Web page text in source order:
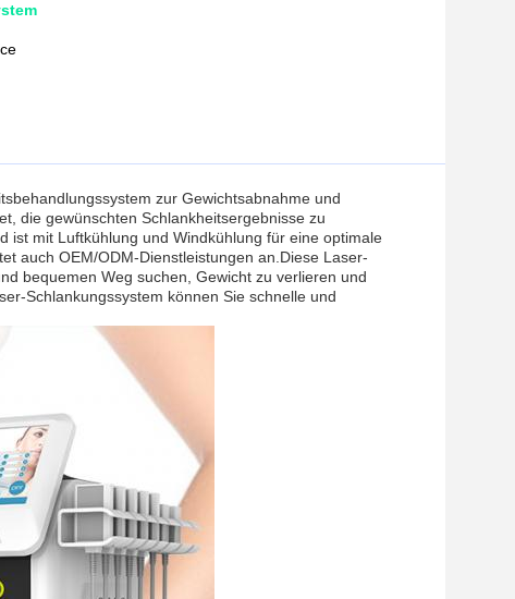
zur Gewichtsabnahme und
die gewünschten Schlankheitsergebnisse zu
ist mit Luftkühlung und Windkühlung für eine optimale
auch OEM/ODM-Dienstleistungen an.Diese Laser-
bequemen Weg suchen, Gewicht zu verlieren und
Schlankungssystem können Sie schnelle und